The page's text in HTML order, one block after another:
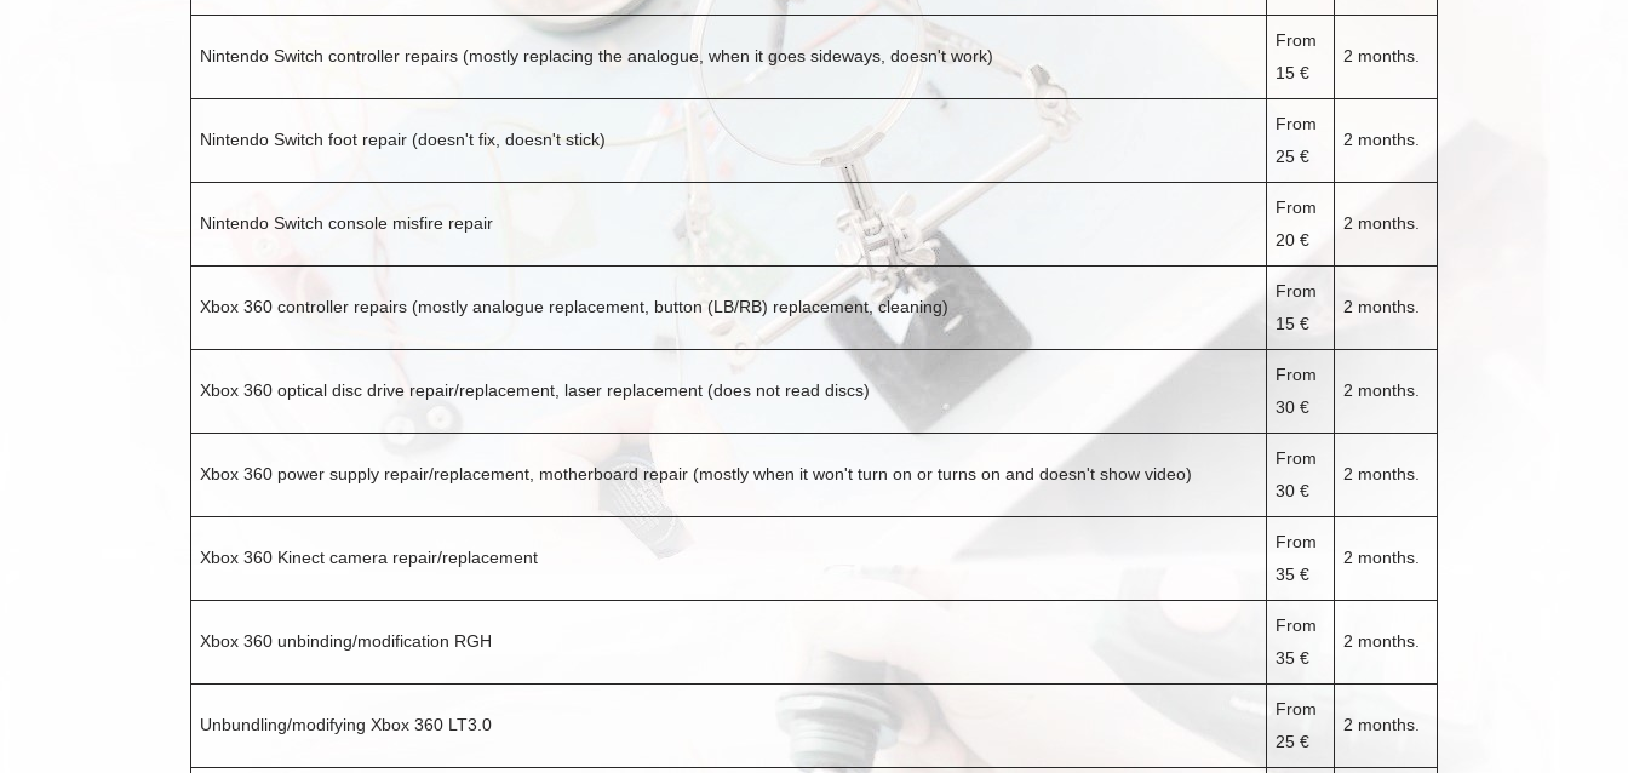
Nintendo Switch controller repairs (mostly replacing the analogue, when it goes sideways, doesn't work)
From
15 €
2 months.
Nintendo Switch foot repair (doesn't fix, doesn't stick)
From
25 €
2 months.
Nintendo Switch console misfire repair
From
20 €
2 months.
Xbox 360 controller repairs (mostly analogue replacement, button (LB/RB) replacement, cleaning)
From
15 €
2 months.
Xbox 360 optical disc drive repair/replacement, laser replacement (does not read discs)
From
30 €
2 months.
Xbox 360 power supply repair/replacement, motherboard repair (mostly when it won't turn on or turns on and doesn't show video)
From
30 €
2 months.
Xbox 360 Kinect camera repair/replacement
From
35 €
2 months.
Xbox 360 unbinding/modification RGH
From
35 €
2 months.
Unbundling/modifying Xbox 360 LT3.0
From
25 €
2 months.